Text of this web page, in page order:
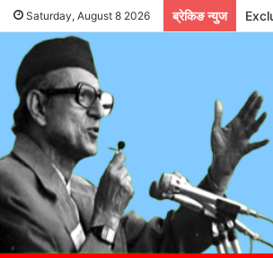
Saturday, August 8 2026 ब्रेकिङ न्युज